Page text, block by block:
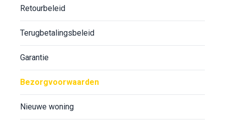
Retourbeleid
Terugbetalingsbeleid
Garantie
Bezorgvoorwaarden
Nieuwe woning